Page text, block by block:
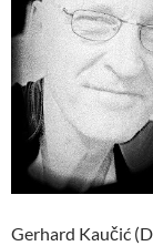
Gerhard Kaučić